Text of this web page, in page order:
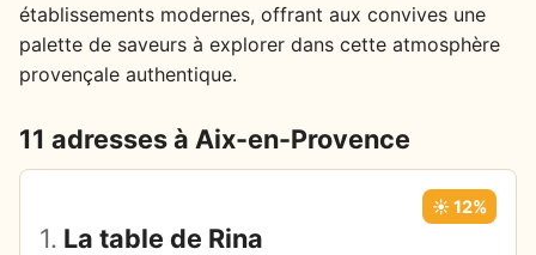
établissements modernes, offrant aux convives une
palette de saveurs à explorer dans cette atmosphère
provençale authentique.
11 adresses à Aix-en-Provence
1. La table de Rina
☀️ 12%